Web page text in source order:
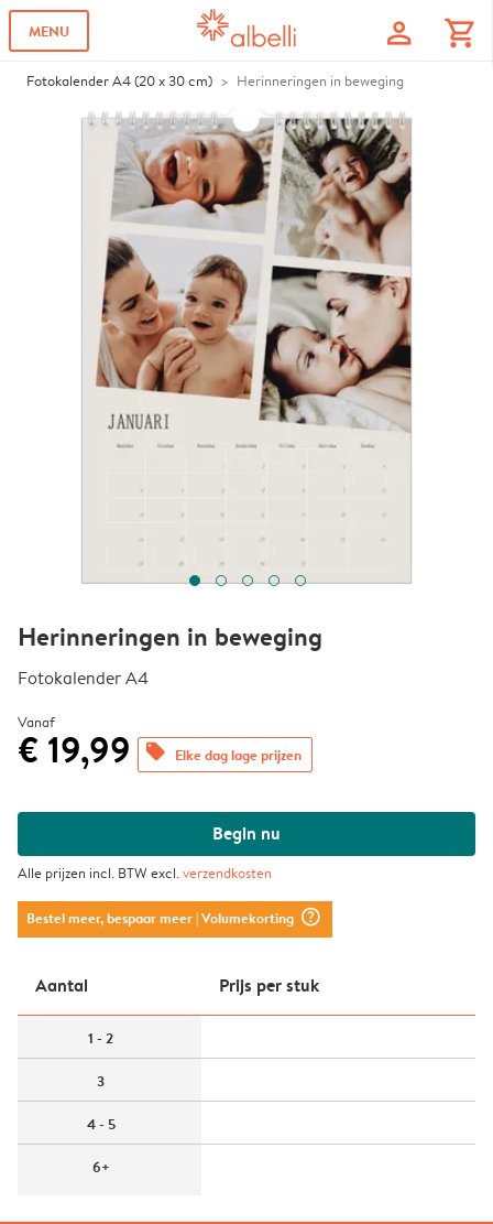
MENU profile shopping_cart
Fotokalender A4 (20 x 30 cm) Herinneringen in beweging
Herinneringen in beweging
Fotokalender A4
Vanaf
€ 19,99 offers Elke dag lage prijzen
Begin nu
Alle prijzen incl. BTW excl.verzendkosten
Bestel meer, bespaar meer| Volumekorting question_mark_circle
Aantal Prijs per stuk
1 - 2
3
4 - 5
6+